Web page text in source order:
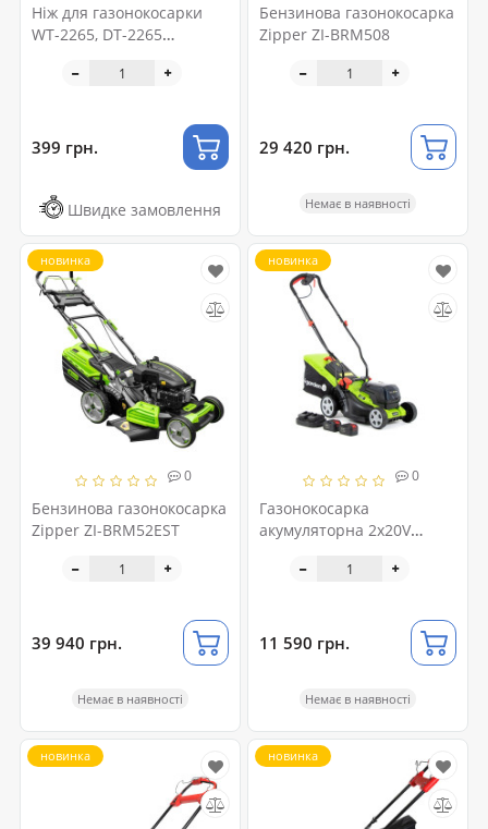
Ніж для газонокосарки
WT-2265, DT-2265
399 грн.
Швидке замовлення
Бензинова газонокосарка
Zipper ZI-BRM508
29 420 грн.
Немає в наявності
0
Бензинова газонокосарка
Zipper ZI-BRM52EST
новинка
39 940 грн.
Немає в наявності
0
Газонокосарка
акумуляторна 2x20V
новинка
11 590 грн.
Немає в наявності
новинка новинка